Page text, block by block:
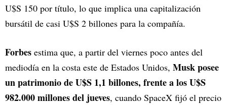
U$S 150 por título, lo que implica una capitalización
bursátil de casi U$S 2 billones para la compañía.
Forbes estima que, a partir del viernes poco antes del
mediodía en la costa este de Estados Unidos, Musk posee
un patrimonio de U$S 1,1 billones, frente a los U$S
982.000 millones del jueves, cuando SpaceX fijó el precio